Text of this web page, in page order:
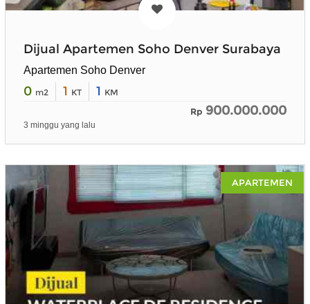
Dijual Apartemen Soho Denver Surabaya
Apartemen Soho Denver
0 m2 1 KT 1 KM
Rp 900.000.000
3 minggu yang lalu
APARTEMEN